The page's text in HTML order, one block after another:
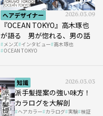
ヘアデザイナー 2026.03.09
『OCEAN TOKYO』高木琢也
が語る 男が惚れる、男の話
メンズ インタビュー 高木琢也
OCEAN TOKYO
知識 2026.03.03
派手髪提案の強い味方！
カラログを大解剖
ヘアカラー カラログ 実験 検証